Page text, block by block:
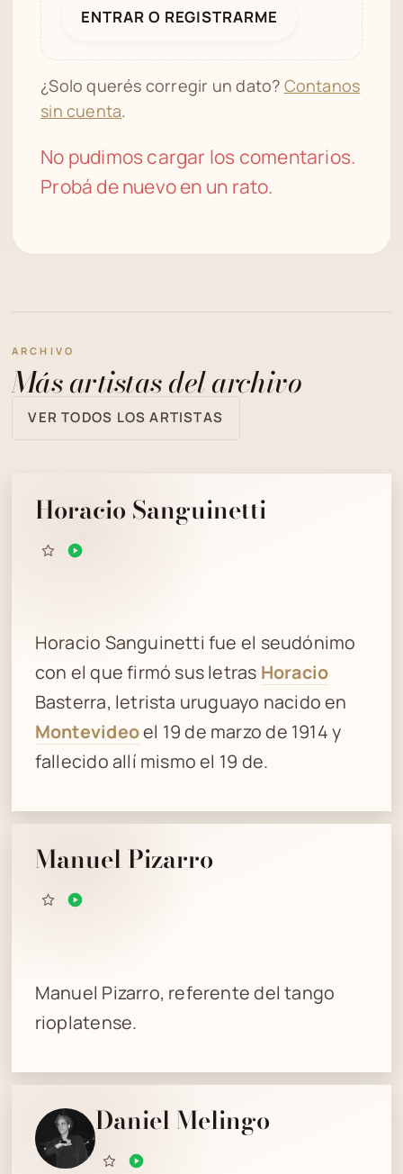
ENTRAR O REGISTRARME
¿Solo querés corregir un dato? Contanos
sin cuenta.
No pudimos cargar los comentarios.
Probá de nuevo en un rato.
ARCHIVO
Más artistas del archivo
VER TODOS LOS ARTISTAS
Horacio Sanguinetti
Horacio Sanguinetti fue el seudónimo
con el que firmó sus letras Horacio
Basterra, letrista uruguayo nacido en
Montevideoel 19 de marzo de 1914 y
fallecido allí mismo el 19 de.
Manuel Pizarro
Manuel Pizarro, referente del tango
rioplatense.
Daniel Melingo